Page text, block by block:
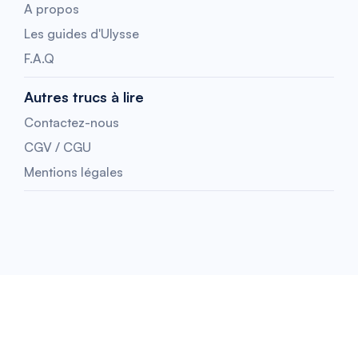
A propos
Les guides d'Ulysse
F.A.Q
Autres trucs à lire
Contactez-nous
CGV / CGU
Mentions légales